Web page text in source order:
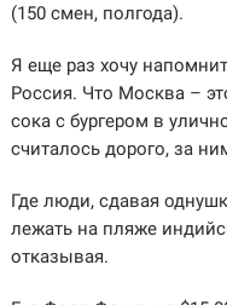
(150 смен, полгода).
Я еще раз хочу
Россия. Что Москва –
сока с бургером в
считалось дорого, за
Где люди, сдавая
лежать на пляже
отказывая.